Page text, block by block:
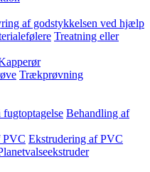
af godstykkelsen ved hjælp
Treatning eller
Trækprøvning
Behandling af
PVC Ekstrudering af PVC